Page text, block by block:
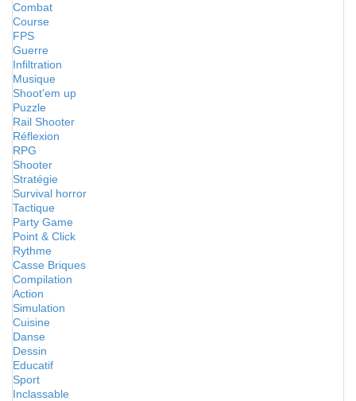
Combat
Course
FPS
Guerre
Infiltration
Musique
Shoot'em up
Puzzle
Rail Shooter
Réflexion
RPG
Shooter
Stratégie
Survival horror
Tactique
Party Game
Point & Click
Rythme
Casse Briques
Compilation
Action
Simulation
Cuisine
Danse
Dessin
Educatif
Sport
Inclassable